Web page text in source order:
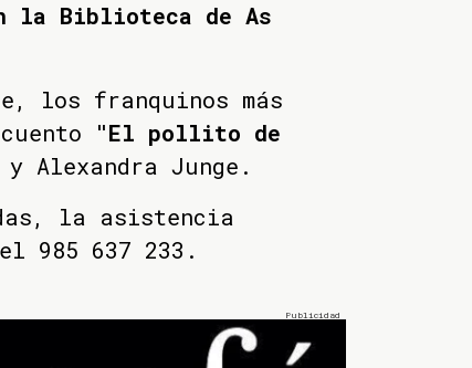
la Biblioteca de As
los franquinos más
"El pollito de
Alexandra Junge.
la asistencia
985 637 233.